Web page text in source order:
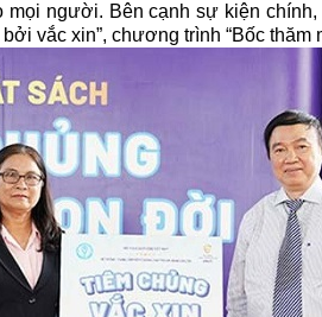
người. Bên cạnh sự kiện
vắc xin”, chương trình “Bốc